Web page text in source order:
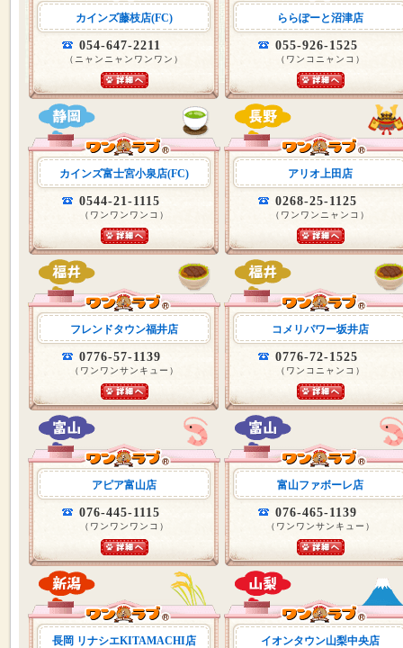
カインズ藤枝店(FC)
054-647-2211
（ニャンニャンワンワン）
ららぽーと沼津店
055-926-1525
（ワンコニャンコ）
カインズ富士宮小泉店(FC)
0544-21-1115
（ワンワンワンコ）
アリオ上田店
0268-25-1125
（ワンワンニャンコ）
フレンドタウン福井店
0776-57-1139
（ワンワンサンキュー）
コメリパワー坂井店
0776-72-1525
（ワンコニャンコ）
アピア富山店
076-445-1115
（ワンワンワンコ）
富山ファボーレ店
076-465-1139
（ワンワンサンキュー）
長岡 リナシエKITAMACHI店 イオンタウン山梨中央店